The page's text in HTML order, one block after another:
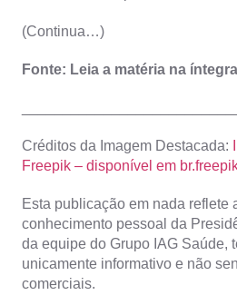
(Continua…)
Fonte: Leia a matéria na
Créditos da Imagem Destacada:
Freepik – disponível em
Esta publicação em nada reflete
conhecimento pessoal da
da equipe do Grupo IAG Saúde,
unicamente informativo e não
comerciais.